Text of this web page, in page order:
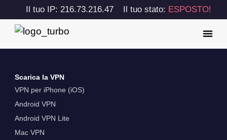
Il tuo IP: 216.73.216.47 Il tuo stato: ESPOSTO!
Scarica la VPN
VPN per iPhone (iOS)
Android VPN
Android VPN Lite
Mac VPN